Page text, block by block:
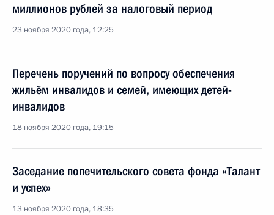
миллионов рублей за налоговый период
23 ноября 2020 года, 12:25
Перечень поручений по вопросу обеспечения
жильём инвалидов и семей, имеющих детей-
инвалидов
18 ноября 2020 года, 19:15
Заседание попечительского совета фонда «Талант
и успех»
13 ноября 2020 года, 18:35